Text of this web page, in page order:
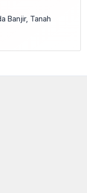
Banjir, Tanah